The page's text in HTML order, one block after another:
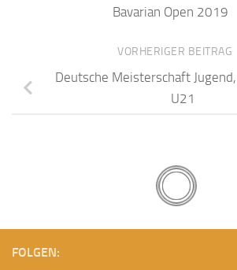
Bavarian Open 2019
VORHERIGER BEITRAG
Deutsche Meisterschaft
U21
FOLGEN: